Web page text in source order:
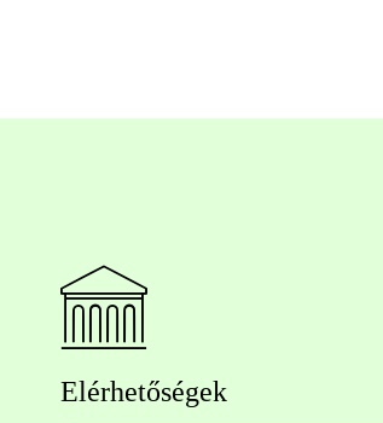
Elérhetőségek